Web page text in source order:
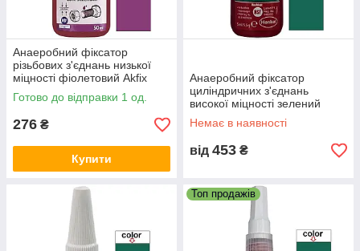
Анаеробний фіксатор
різьбових з'єднань низької
міцності фіолетовий Akfix
L222 50мл
Готово до відправки 1 од.
276 ₴
Купити
Анаеробний фіксатор
циліндричних з'єднань
високої міцності зелений
Loctite 648 5мл
Немає в наявності
від 453 ₴
Топ продажів